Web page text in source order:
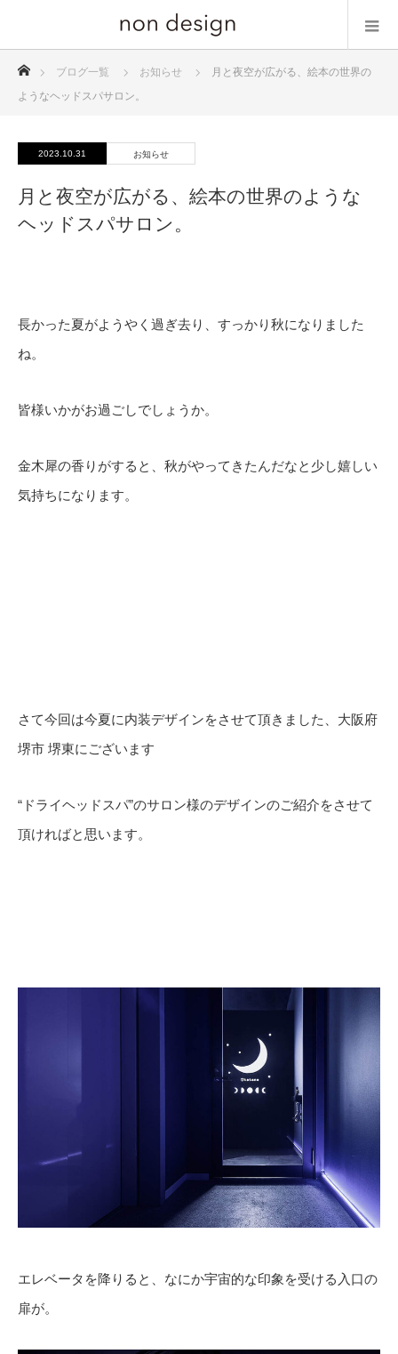
ブログ一覧 お知らせ
月と夜空が広がる、絵本の世界の
ようなヘッドスパサロン。
2023.10.31 お知らせ
月と夜空が広がる、絵本の世界のような
ヘッドスパサロン。
長かった夏がようやく過ぎ去り、すっかり秋になりました
ね。
皆様いかがお過ごしでしょうか。
金木犀の香りがすると、秋がやってきたんだなと少し嬉しい
気持ちになります。
さて今回は今夏に内装デザインをさせて頂きました、大阪府
堺市 堺東にございます
“ドライヘッドスパ”のサロン様のデザインのご紹介をさせて
頂ければと思います。
エレベータを降りると、なにか宇宙的な印象を受ける入口の
扉が。